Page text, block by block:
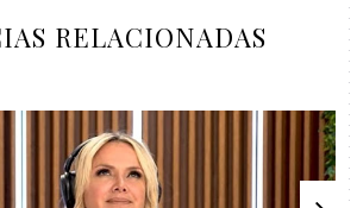
RELACIONADAS